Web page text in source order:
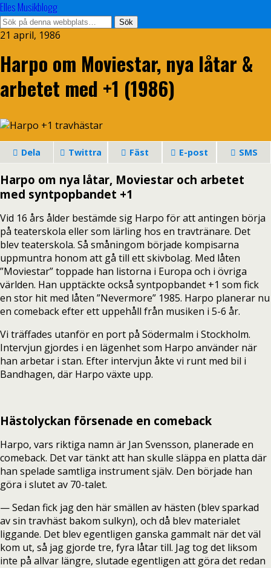
Elles Musikblogg
21 april, 1986
Harpo om Moviestar, nya låtar &
arbetet med +1 (1986)
Dela Twittra Fäst E-post SMS
Harpo om nya låtar, Moviestar och arbetet
med syntpopbandet +1
Vid 16 års ålder bestämde sig Harpo för att antingen börja
på teaterskola eller som lärling hos en travtränare. Det
blev teaterskola. Så småningom började kompisarna
uppmuntra honom att gå till ett skivbolag. Med låten
”Moviestar” toppade han listorna i Europa och i övriga
världen. Han upptäckte också syntpopbandet +1 som fick
en stor hit med låten ”Nevermore” 1985. Harpo planerar nu
en comeback efter ett uppehåll från musiken i 5-6 år.
Vi träffades utanför en port på Södermalm i Stockholm.
Intervjun gjordes i en lägenhet som Harpo använder när
han arbetar i stan. Efter intervjun åkte vi runt med bil i
Bandhagen, där Harpo växte upp.
Hästolyckan försenade en comeback
Harpo, vars riktiga namn är Jan Svensson, planerade en
comeback. Det var tänkt att han skulle släppa en platta där
han spelade samtliga instrument själv. Den började han
göra i slutet av 70-talet.
— Sedan fick jag den här smällen av hästen (blev sparkad
av sin travhäst bakom sulkyn), och då blev materialet
liggande. Det blev egentligen ganska gammalt när det väl
kom ut, så jag gjorde tre, fyra låtar till. Jag tog det liksom
inte på allvar längre, slutade egentligen att göra det redan